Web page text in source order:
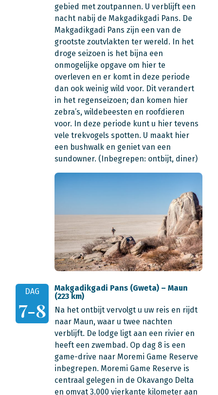
gebied met zoutpannen. U verblijft een
nacht nabij de Makgadikgadi Pans. De
Makgadikgadi Pans zijn een van de
grootste zoutvlakten ter wereld. In het
droge seizoen is het bijna een
onmogelijke opgave om hier te
overleven en er komt in deze periode
dan ook weinig wild voor. Dit verandert
in het regenseizoen; dan komen hier
zebra’s, wildebeesten en roofdieren
voor. In deze periode kunt u hier tevens
vele trekvogels spotten. U maakt hier
een bushwalk en geniet van een
sundowner. (Inbegrepen: ontbijt, diner)
DAG
7-8
Makgadikgadi Pans (Gweta) – Maun
(223 km)
Na het ontbijt vervolgt u uw reis en rijdt
naar Maun, waar u twee nachten
verblijft. De lodge ligt aan een rivier en
heeft een zwembad. Op dag 8 is een
game-drive naar Moremi Game Reserve
inbegrepen. Moremi Game Reserve is
centraal gelegen in de Okavango Delta
en omvat 3.000 vierkante kilometer aan